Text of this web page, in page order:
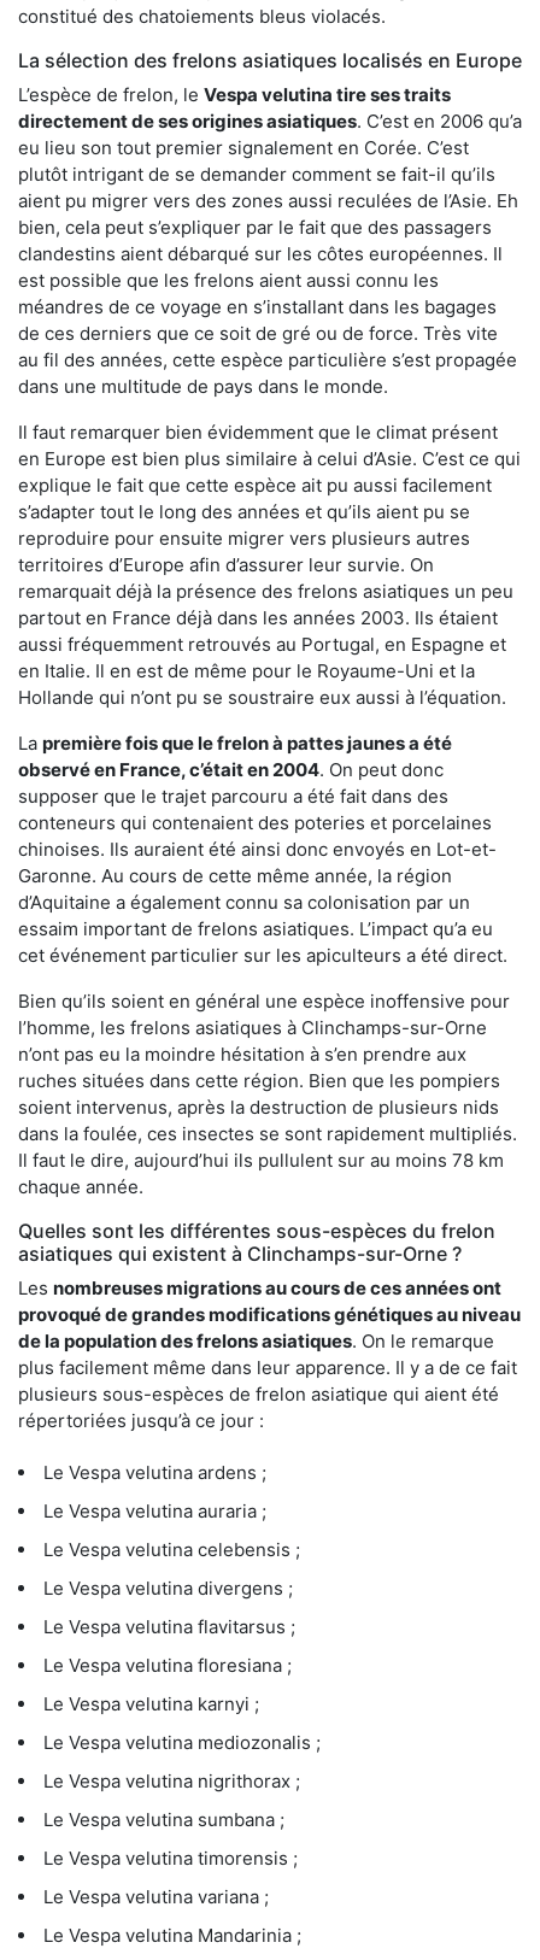
constitué des chatoiements bleus violacés.
La sélection des frelons asiatiques localisés en Europe
L’espèce de frelon, le Vespa velutina tire ses traits
directement de ses origines asiatiques. C’est en 2006 qu’a
eu lieu son tout premier signalement en Corée. C’est
plutôt intrigant de se demander comment se fait-il qu’ils
aient pu migrer vers des zones aussi reculées de l’Asie. Eh
bien, cela peut s’expliquer par le fait que des passagers
clandestins aient débarqué sur les côtes européennes. Il
est possible que les frelons aient aussi connu les
méandres de ce voyage en s’installant dans les bagages
de ces derniers que ce soit de gré ou de force. Très vite
au fil des années, cette espèce particulière s’est propagée
dans une multitude de pays dans le monde.
Il faut remarquer bien évidemment que le climat présent
en Europe est bien plus similaire à celui d’Asie. C’est ce qui
explique le fait que cette espèce ait pu aussi facilement
s’adapter tout le long des années et qu’ils aient pu se
reproduire pour ensuite migrer vers plusieurs autres
territoires d’Europe afin d’assurer leur survie. On
remarquait déjà la présence des frelons asiatiques un peu
partout en France déjà dans les années 2003. Ils étaient
aussi fréquemment retrouvés au Portugal, en Espagne et
en Italie. Il en est de même pour le Royaume-Uni et la
Hollande qui n’ont pu se soustraire eux aussi à l’équation.
La première fois que le frelon à pattes jaunes a été
observé en France, c’était en 2004. On peut donc
supposer que le trajet parcouru a été fait dans des
conteneurs qui contenaient des poteries et porcelaines
chinoises. Ils auraient été ainsi donc envoyés en Lot-et-
Garonne. Au cours de cette même année, la région
d’Aquitaine a également connu sa colonisation par un
essaim important de frelons asiatiques. L’impact qu’a eu
cet événement particulier sur les apiculteurs a été direct.
Bien qu’ils soient en général une espèce inoffensive pour
l’homme, les frelons asiatiques à Clinchamps-sur-Orne
n’ont pas eu la moindre hésitation à s’en prendre aux
ruches situées dans cette région. Bien que les pompiers
soient intervenus, après la destruction de plusieurs nids
dans la foulée, ces insectes se sont rapidement multipliés.
Il faut le dire, aujourd’hui ils pullulent sur au moins 78 km
chaque année.
Quelles sont les différentes sous-espèces du frelon
asiatiques qui existent à Clinchamps-sur-Orne ?
Les nombreuses migrations au cours de ces années ont
provoqué de grandes modifications génétiques au niveau
de la population des frelons asiatiques. On le remarque
plus facilement même dans leur apparence. Il y a de ce fait
plusieurs sous-espèces de frelon asiatique qui aient été
répertoriées jusqu’à ce jour :
Le Vespa velutina ardens ;
Le Vespa velutina auraria ;
Le Vespa velutina celebensis ;
Le Vespa velutina divergens ;
Le Vespa velutina flavitarsus ;
Le Vespa velutina floresiana ;
Le Vespa velutina karnyi ;
Le Vespa velutina mediozonalis ;
Le Vespa velutina nigrithorax ;
Le Vespa velutina sumbana ;
Le Vespa velutina timorensis ;
Le Vespa velutina variana ;
Le Vespa velutina Mandarinia ;